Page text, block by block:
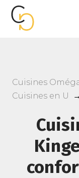
Cuisines
Cuisines en U
→